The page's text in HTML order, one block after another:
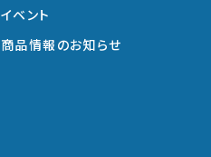
イベント
商品情報のお知らせ